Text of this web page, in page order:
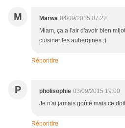
M Marwa 04/09/2015 07:22
Miam, ça a l'air d'avoir bien
cuisiner les aubergines ;)
Répondre
P pholisophie 03/09/2015 19:00
Je n'ai jamais goûté mais ce
Répondre